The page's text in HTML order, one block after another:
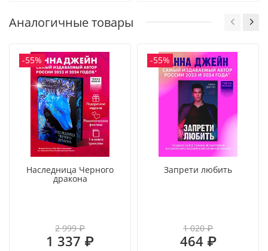
Аналогичные товары
-55%
Наследница Черного
дракона
2 999 ₽
1 337 ₽
-55%
Запрети любить
1 020 ₽
464 ₽